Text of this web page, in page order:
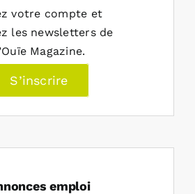
votre compte et
les newsletters de
Magazine.
S’inscrire
emploi